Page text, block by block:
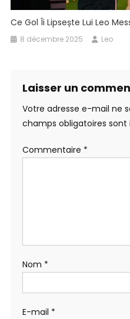
Ce Gol Îi Lipsește Lui Leo
8 décembre 2025 Leo
Laisser un
Votre adresse e-mail ne
champs obligatoires sont
Commentaire *
Nom *
E-mail *